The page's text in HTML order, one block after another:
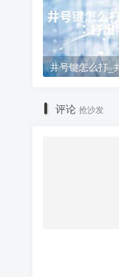
评论 抢沙发